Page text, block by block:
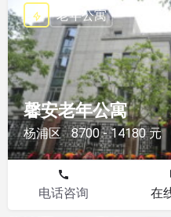
馨安老年公寓
杨浦区 8700 - 14180 元
老年公寓
电话咨询 在